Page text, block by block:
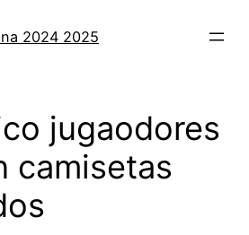
2024 2025
jugaodores
camisetas